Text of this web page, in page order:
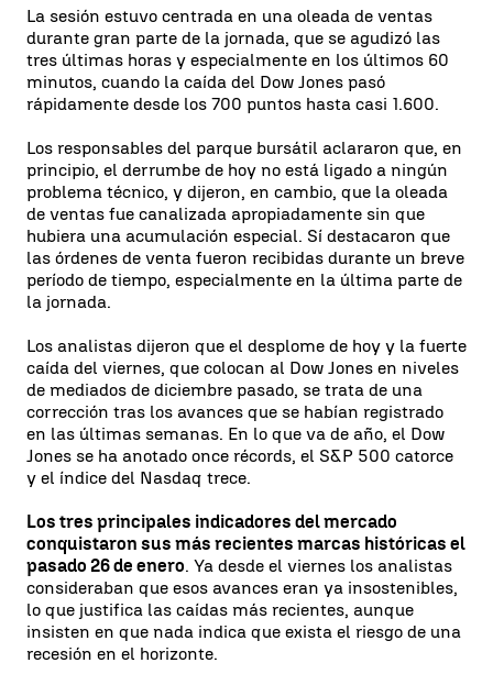
La sesión estuvo centrada en una oleada de ventas
durante gran parte de la jornada, que se agudizó las
tres últimas horas y especialmente en los últimos 60
minutos, cuando la caída del Dow Jones pasó
rápidamente desde los 700 puntos hasta casi 1.600.
Los responsables del parque bursátil aclararon que, en
principio, el derrumbe de hoy no está ligado a ningún
problema técnico, y dijeron, en cambio, que la oleada
de ventas fue canalizada apropiadamente sin que
hubiera una acumulación especial. Sí destacaron que
las órdenes de venta fueron recibidas durante un breve
período de tiempo, especialmente en la última parte de
la jornada.
Los analistas dijeron que el desplome de hoy y la fuerte
caída del viernes, que colocan al Dow Jones en niveles
de mediados de diciembre pasado, se trata de una
corrección tras los avances que se habían registrado
en las últimas semanas. En lo que va de año, el Dow
Jones se ha anotado once récords, el S&P 500 catorce
y el índice del Nasdaq trece.
Los tres principales indicadores del mercado
conquistaron sus más recientes marcas históricas el
pasado 26 de enero. Ya desde el viernes los analistas
consideraban que esos avances eran ya insostenibles,
lo que justifica las caídas más recientes, aunque
insisten en que nada indica que exista el riesgo de una
recesión en el horizonte.